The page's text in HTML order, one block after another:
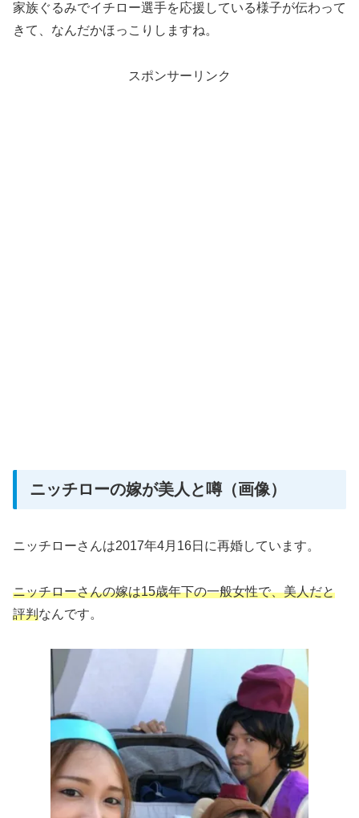
家族ぐるみでイチロー選手を応援している様子が伝わって
きて、なんだかほっこりしますね。
スポンサーリンク
ニッチローの嫁が美人と噂（画像）
ニッチローさんは2017年4月16日に再婚しています。
ニッチローさんの嫁は15歳年下の一般女性で、美人だと
評判なんです。